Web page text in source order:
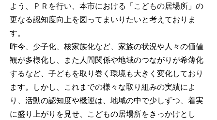
よう、ＰＲを行い、本市における「こどもの居場所」の
更なる認知度向上を図ってまいりたいと考えておりま
す。
昨今、少子化、核家族化など、家族の状況や人々の価値
観が多様化し、また人間関係や地域のつながりが希薄化
するなど、子どもを取り巻く環境も大きく変化しており
ます。しかし、これまでの様々な取り組みの実績によ
り、活動の認知度や機運は、地域の中で少しずつ、着実
に盛り上がりを見せ、こどもの居場所をきっかけとし